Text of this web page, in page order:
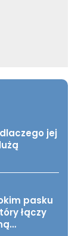
jej
pasku
łączy